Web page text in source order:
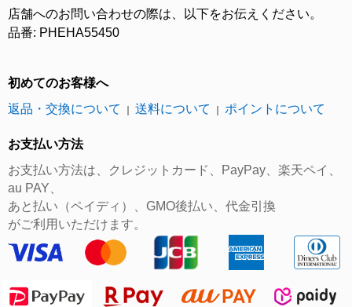
店舗へのお問い合わせの際は、以下をお伝えください。
品番: PHEHA55450
初めてのお客様へ
返品・交換について
｜ 送料について ｜ ポイントについて
お支払い方法
お支払い方法は、クレジットカード、PayPay、楽天ペイ、
au PAY、
あと払い（ペイディ）、GMO後払い、代金引換
がご利用いただけます。